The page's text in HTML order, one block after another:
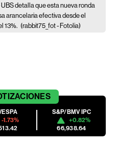
UBS detalla que esta nueva ronda
arancelaria efectiva desde el
13%. (rabbit75_fot - Fotolia)
-1.73%
S&P/BMV IPC
+0.82%
66,938.64